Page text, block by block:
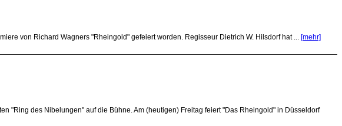
von Richard Wagners "Rheingold" gefeiert worden. Regisseur Dietrich W. Hilsdorf hat ... [mehr]
"Ring des Nibelungen" auf die Bühne. Am (heutigen) Freitag feiert "Das Rheingold" in Düsseldorf